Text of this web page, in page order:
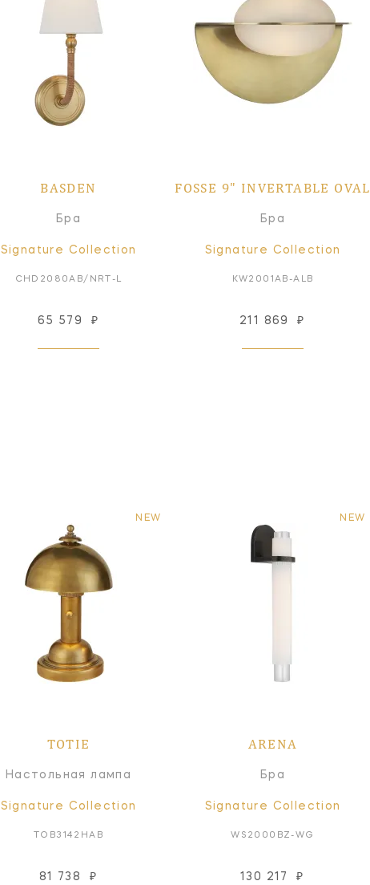
BASDEN
Бра
Signature Collection
CHD2080AB/NRT-L
65 579 ₽
FOSSE 9" INVERTABLE OVAL
Бра
Signature Collection
KW2001AB-ALB
211 869 ₽
NEW
TOTIE
Настольная лампа
Signature Collection
TOB3142HAB
81 738 ₽
NEW
ARENA
Бра
Signature Collection
WS2000BZ-WG
130 217 ₽